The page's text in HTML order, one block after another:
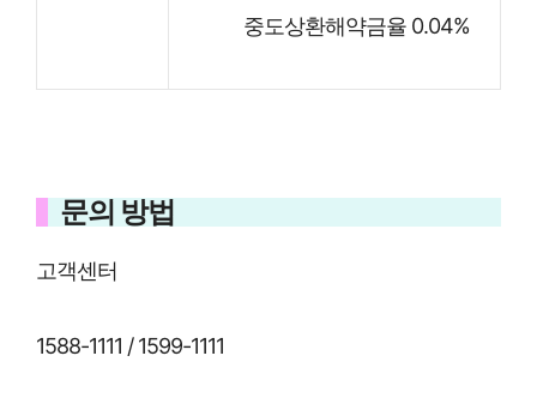
중도상환해약금율 0.04%
문의 방법
고객센터
1588-1111 / 1599-1111